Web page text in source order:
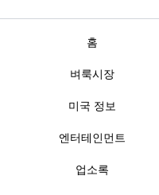
홈
벼룩시장
미국 정보
엔터테인먼트
업소록